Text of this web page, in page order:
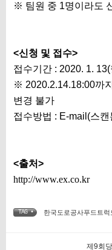
※ 팀원 중 1명이라도
<신청 및 접수>
접수기간 : 2020. 1.
※ 2020.2.14.18:00까
변경 불가
접수방법 : E-mail(스
<출처>
http://www.ex.co.kr
TAG • 한국도로공사푸드트럭
제9회